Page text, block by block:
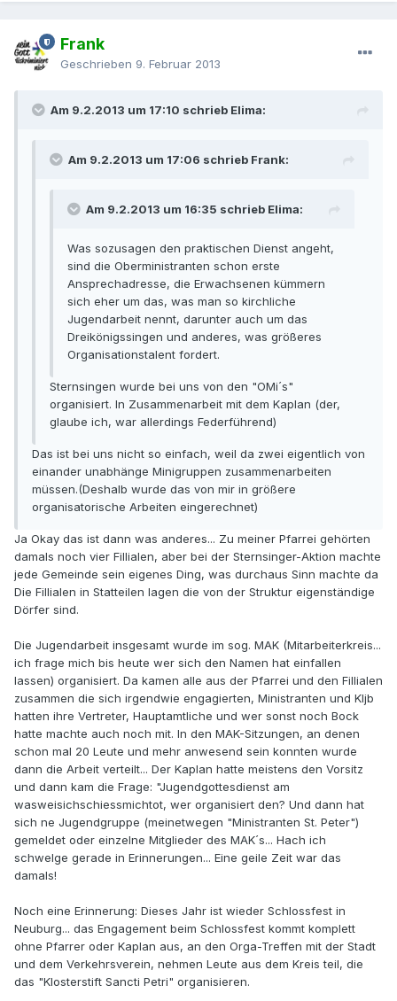
Frank
Geschrieben 9. Februar 2013
Am 9.2.2013 um 17:10 schrieb Elima:
Am 9.2.2013 um 17:06 schrieb Frank:
Am 9.2.2013 um 16:35 schrieb Elima:
Was sozusagen den praktischen Dienst angeht,
sind die Oberministranten schon erste
Ansprechadresse, die Erwachsenen kümmern
sich eher um das, was man so kirchliche
Jugendarbeit nennt, darunter auch um das
Dreikönigssingen und anderes, was größeres
Organisationstalent fordert.
Sternsingen wurde bei uns von den "OMi´s"
organisiert. In Zusammenarbeit mit dem Kaplan (der,
glaube ich, war allerdings Federführend)
Das ist bei uns nicht so einfach, weil da zwei eigentlich von
einander unabhänge Minigruppen zusammenarbeiten
müssen.(Deshalb wurde das von mir in größere
organisatorische Arbeiten eingerechnet)
Ja Okay das ist dann was anderes... Zu meiner Pfarrei gehörten
damals noch vier Fillialen, aber bei der Sternsinger-Aktion machte
jede Gemeinde sein eigenes Ding, was durchaus Sinn machte da
Die Fillialen in Statteilen lagen die von der Struktur eigenständige
Dörfer sind.
Die Jugendarbeit insgesamt wurde im sog. MAK (Mitarbeiterkreis...
ich frage mich bis heute wer sich den Namen hat einfallen
lassen) organisiert. Da kamen alle aus der Pfarrei und den Fillialen
zusammen die sich irgendwie engagierten, Ministranten und Kljb
hatten ihre Vertreter, Hauptamtliche und wer sonst noch Bock
hatte machte auch noch mit. In den MAK-Sitzungen, an denen
schon mal 20 Leute und mehr anwesend sein konnten wurde
dann die Arbeit verteilt... Der Kaplan hatte meistens den Vorsitz
und dann kam die Frage: "Jugendgottesdienst am
wasweisichschiessmichtot, wer organisiert den? Und dann hat
sich ne Jugendgruppe (meinetwegen "Ministranten St. Peter")
gemeldet oder einzelne Mitglieder des MAK´s... Hach ich
schwelge gerade in Erinnerungen... Eine geile Zeit war das
damals!
Noch eine Erinnerung: Dieses Jahr ist wieder Schlossfest in
Neuburg... das Engagement beim Schlossfest kommt komplett
ohne Pfarrer oder Kaplan aus, an den Orga-Treffen mit der Stadt
und dem Verkehrsverein, nehmen Leute aus dem Kreis teil, die
das "Klosterstift Sancti Petri" organisieren.